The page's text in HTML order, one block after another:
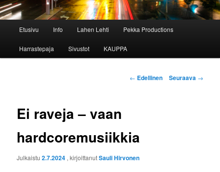
Etusivu Info Lahen Lehti Pekka Productions
Harrastepaja Sivustot KAUPPA
Artikkelien
← Edellinen Seuraava →
Ei raveja – vaan
hardcoremusiikkia
Julkaistu2.7.2024 , kirjoittanutSauli Hirvonen